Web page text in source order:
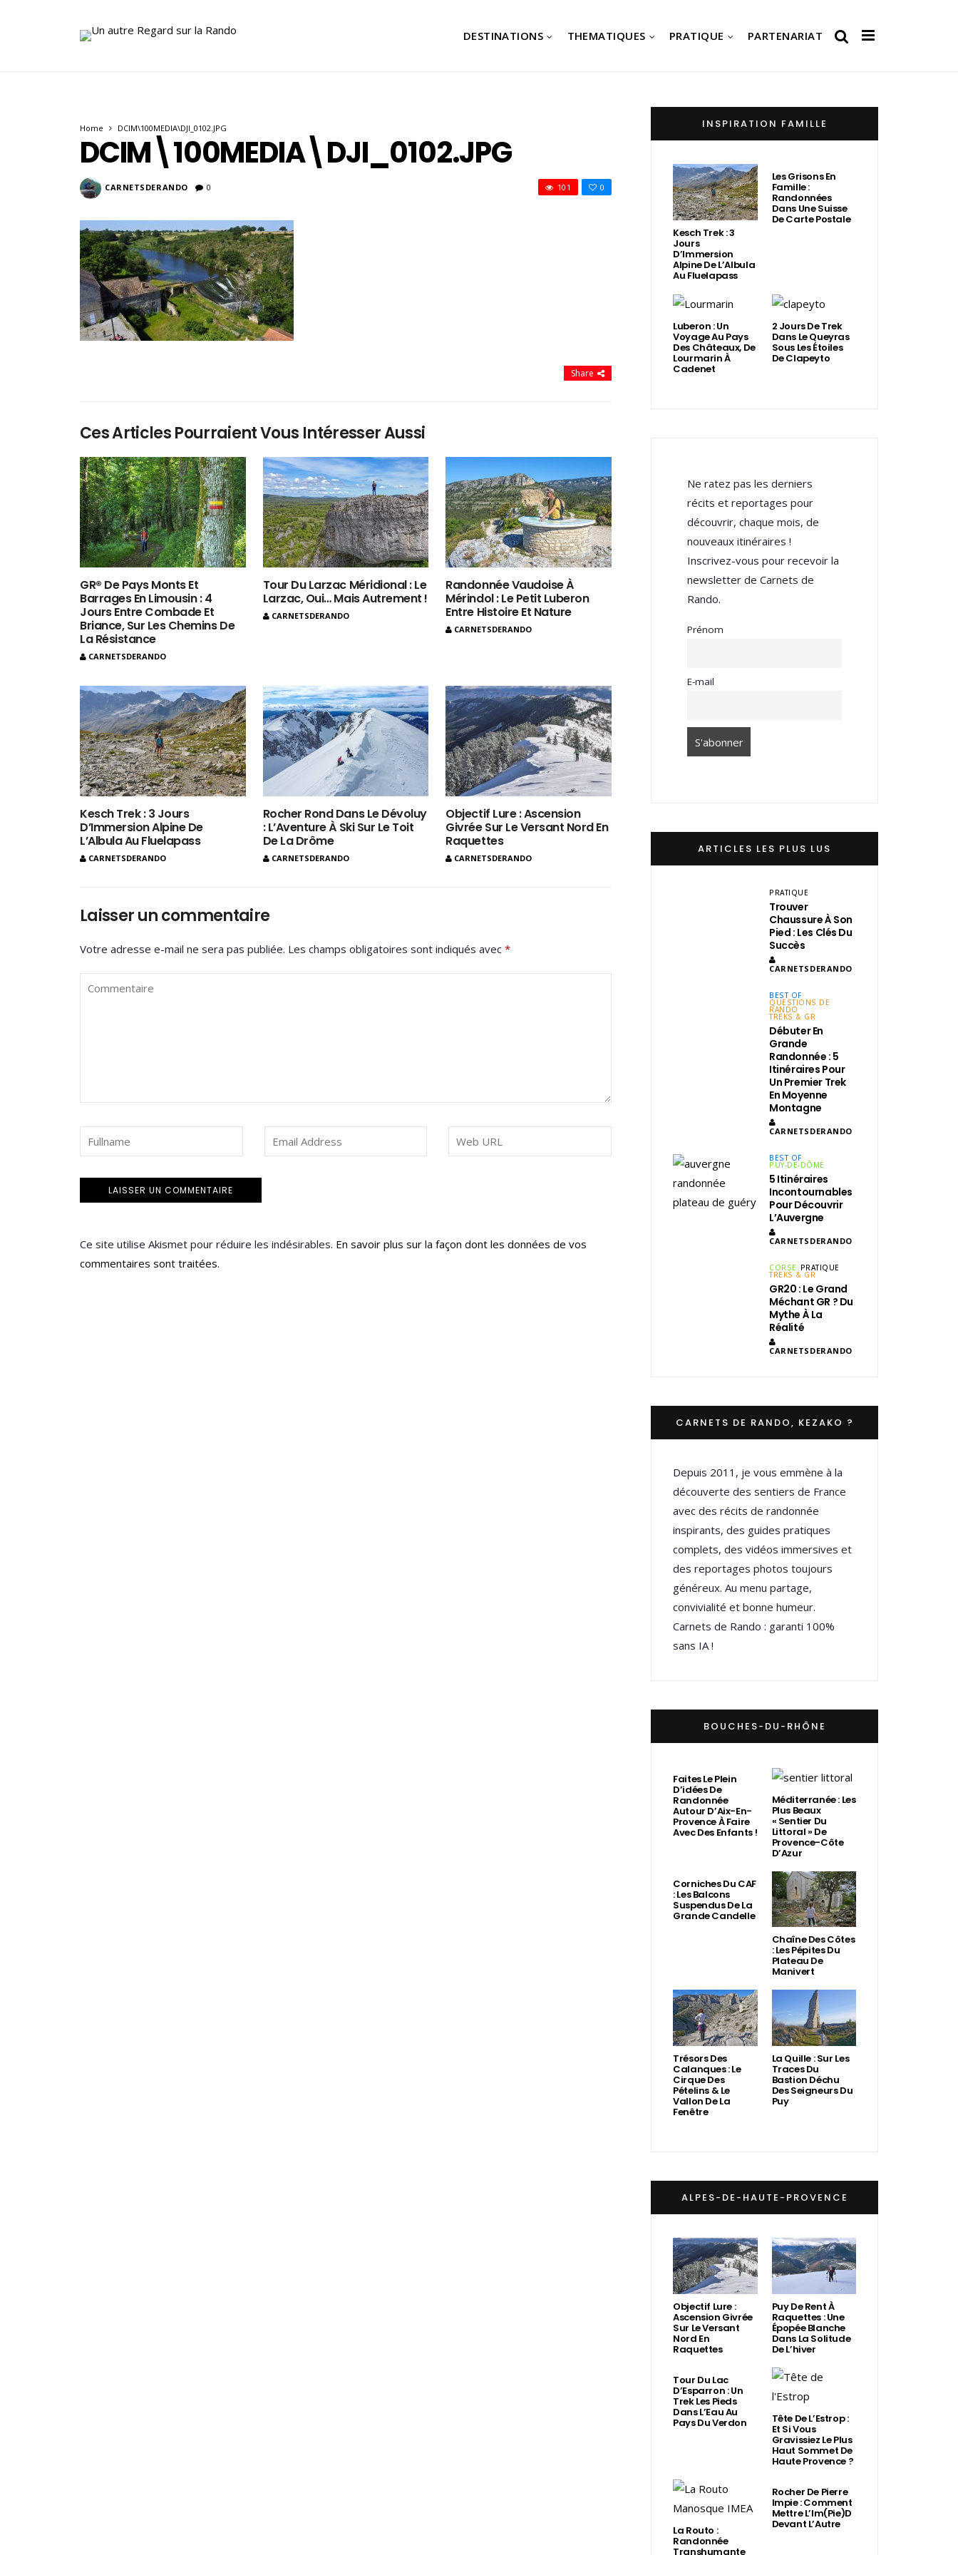
DESTINATIONS THEMATIQUES PRATIQUE PARTENARIAT
Home DCIM\100MEDIA\DJI_0102.JPG
DCIM\100MEDIA\DJI_0102.JPG
CARNETSDERANDO 0 0
101
Share
Ces Articles Pourraient Vous Intéresser Aussi
GR® De Pays Monts Et
Barrages En Limousin : 4
Jours Entre Combade Et
Briance, Sur Les Chemins De
La Résistance
CARNETSDERANDO
Tour Du Larzac Méridional : Le
Larzac, Oui… Mais Autrement !
CARNETSDERANDO
Randonnée Vaudoise À
Mérindol : Le Petit Luberon
Entre Histoire Et Nature
CARNETSDERANDO
Kesch Trek : 3 Jours
D’Immersion Alpine De
L’Albula Au Fluelapass
CARNETSDERANDO
Rocher Rond Dans Le Dévoluy
: L’Aventure À Ski Sur Le Toit
De La Drôme
CARNETSDERANDO
Objectif Lure : Ascension
Givrée Sur Le Versant Nord En
Raquettes
CARNETSDERANDO
Laisser un commentaire
Votre adresse e-mail ne sera pas publiée. Les champs obligatoires sont indiqués avec *
Ce site utilise Akismet pour réduire les indésirables. En savoir plus sur la façon dont les données de vos
commentaires sont traitées.
INSPIRATION FAMILLE
Kesch Trek : 3
Jours
D’Immersion
Alpine De L’Albula
Au Fluelapass
Les Grisons En
Famille :
Randonnées
Dans Une Suisse
De Carte Postale
Luberon : Un
Voyage Au Pays
Des Châteaux, De
Lourmarin À
Cadenet
2 Jours De Trek
Dans Le Queyras
Sous Les Étoiles
De Clapeyto
Ne ratez pas les derniers
récits et reportages pour
découvrir, chaque mois, de
nouveaux itinéraires !
Inscrivez-vous pour recevoir la
newsletter de Carnets de
Rando.
Prénom
E-mail
ARTICLES LES PLUS LUS
PRATIQUE
Trouver
Chaussure À Son
Pied : Les Clés Du
Succès
CARNETSDERANDO
BEST OF
QUESTIONS DE
RANDO
TREKS & GR
Débuter En
Grande
Randonnée : 5
Itinéraires Pour
Un Premier Trek
En Moyenne
Montagne
CARNETSDERANDO
BEST OF
PUY-DE-DÔME
5 Itinéraires
Incontournables
Pour Découvrir
L’Auvergne
CARNETSDERANDO
CORSE PRATIQUE
TREKS & GR
GR20 : Le Grand
Méchant GR ? Du
Mythe À La
Réalité
CARNETSDERANDO
CARNETS DE RANDO, KEZAKO ?
Depuis 2011, je vous emmène à la
découverte des sentiers de France
avec des récits de randonnée
inspirants, des guides pratiques
complets, des vidéos immersives et
des reportages photos toujours
généreux. Au menu partage,
convivialité et bonne humeur.
Carnets de Rando : garanti 100%
sans IA !
BOUCHES-DU-RHÔNE
Faites Le Plein
D’idées De
Randonnée
Autour D’Aix-En-
Provence À Faire
Avec Des Enfants !
Méditerranée : Les
Plus Beaux
« Sentier Du
Littoral » De
Provence-Côte
D’Azur
Corniches Du CAF
: Les Balcons
Suspendus De La
Grande Candelle
Chaîne Des Côtes
: Les Pépites Du
Plateau De
Manivert
Trésors Des
Calanques : Le
Cirque Des
Pételins & Le
Vallon De La
Fenêtre
La Quille : Sur Les
Traces Du
Bastion Déchu
Des Seigneurs Du
Puy
ALPES-DE-HAUTE-PROVENCE
Objectif Lure :
Ascension Givrée
Sur Le Versant
Nord En
Raquettes
Puy De Rent À
Raquettes : Une
Épopée Blanche
Dans La Solitude
De L’hiver
Tour Du Lac
D’Esparron : Un
Trek Les Pieds
Dans L’Eau Au
Pays Du Verdon Tête De L’Estrop :
Et Si Vous
Gravissiez Le Plus
Haut Sommet De
Haute Provence ?
La Routo :
Randonnée
Transhumante
Rocher De Pierre
Impie : Comment
Mettre L’Im(Pie)d
Devant L’Autre